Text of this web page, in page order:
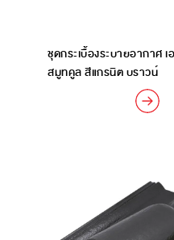
ชุดกระเบื้องระบายอากาศ
สมูทคูล สีแกรนิต บราวน์